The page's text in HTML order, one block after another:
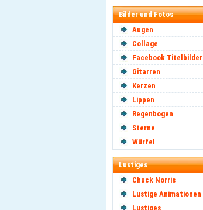
Bilder und Fotos
Augen
Collage
Facebook Titelbilder
Gitarren
Kerzen
Lippen
Regenbogen
Sterne
Würfel
Lustiges
Chuck Norris
Lustige Animationen
Lustiges